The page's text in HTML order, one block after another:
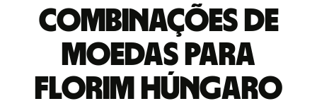
combinações de
moedas para
Florim húngaro